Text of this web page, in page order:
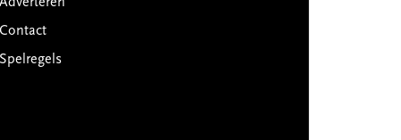
Contact
Spelregels